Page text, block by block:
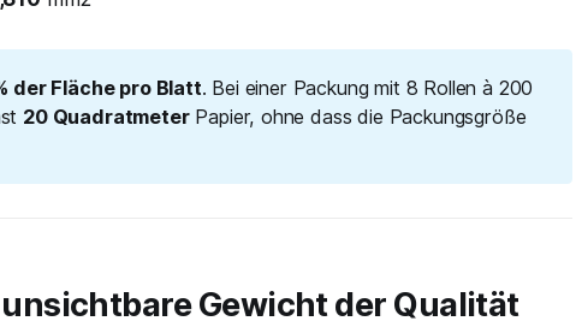
der Fläche pro Blatt. Bei einer Packung mit 8 Rollen à 200
20 QuadratmeterPapier, ohne dass die Packungsgröße
Gewicht der Qualität